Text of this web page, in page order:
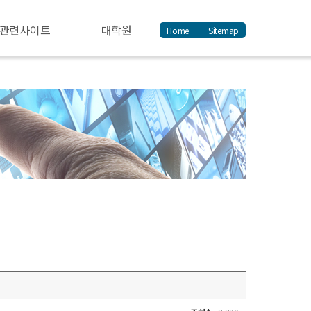
관련사이트 대학원 Home | Sitemap